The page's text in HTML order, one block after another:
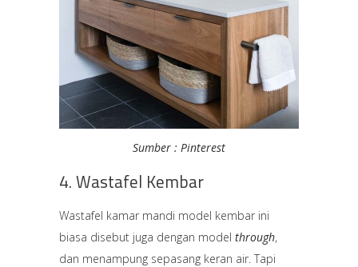
Sumber : Pinterest
4. Wastafel Kembar
Wastafel kamar mandi model kembar ini
biasa disebut juga dengan model through,
dan menampung sepasang keran air. Tapi